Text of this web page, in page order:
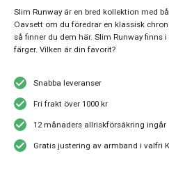
Slim Runway är en bred kollektion med
Oavsett om du föredrar en klassisk
så finner du dem här. Slim Runway finns
färger. Vilken är din favorit?
Snabba leveranser
Fri frakt över 1000 kr
12 månaders allriskförsäkring ingår
Gratis justering av armband i valfri